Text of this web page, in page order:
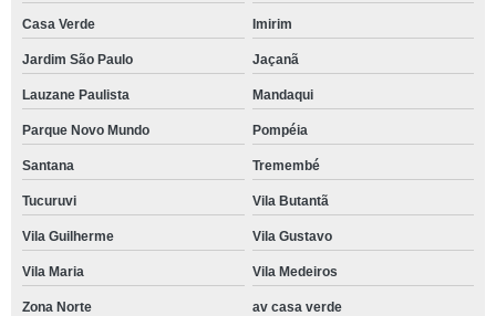
Casa Verde Imirim
Jardim São Paulo Jaçanã
Lauzane Paulista Mandaqui
Parque Novo Mundo Pompéia
Santana Tremembé
Tucuruvi Vila Butantã
Vila Guilherme Vila Gustavo
Vila Maria Vila Medeiros
Zona Norte av casa verde